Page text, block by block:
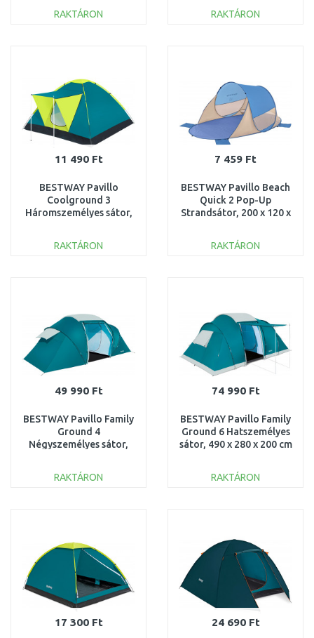
RAKTÁRON
cm 68090
RAKTÁRON
11 490 Ft
BESTWAY Pavillo
Coolground 3
Háromszemélyes sátor,
cm 68088
RAKTÁRON
7 459 Ft
BESTWAY Pavillo Beach
Quick 2 Pop-Up
Strandsátor, 200 x 120 x
RAKTÁRON
49 990 Ft
BESTWAY Pavillo Family
Ground 4
Négyszemélyes sátor,
cm 68093
RAKTÁRON
74 990 Ft
BESTWAY Pavillo Family
Ground 6 Hatszemélyes
sátor, 490 x 280 x 200 cm
RAKTÁRON
17 300 Ft 24 690 Ft